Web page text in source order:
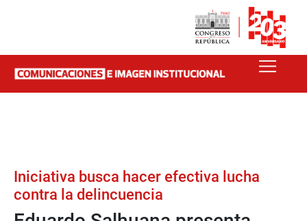
Iniciativa busca hacer efectiva lucha
contra la delincuencia